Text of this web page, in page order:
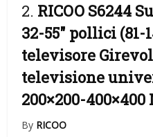
2. RICOO S6244
32-55″ pollici (81-
televisore
televisione
200×200-400×400
By RICOO